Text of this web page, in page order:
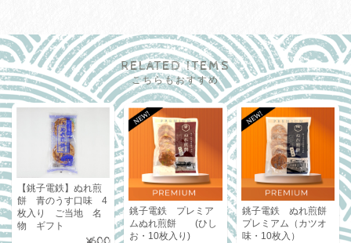
RELATED ITEMS
こちらもおすすめ
【銚子電鉄】ぬれ煎
餅 青のうす口味 4
枚入り ご当地 名
物 ギフト
銚子電鉄 プレミア
ムぬれ煎餅 (ひし
お・10枚入り)
銚子電鉄 ぬれ煎餅
プレミアム（カツオ
味・10枚入）